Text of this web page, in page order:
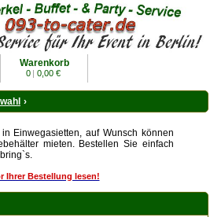
Warenkorb
0 | 0,00 €
›
Einwegasietten, auf Wunsch können
mieten. Bestellen Sie einfach
Ihrer Bestellung lesen!